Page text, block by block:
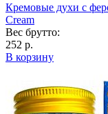
Кремовые духи с
Cream
Вес брутто:
252 р.
В корзину